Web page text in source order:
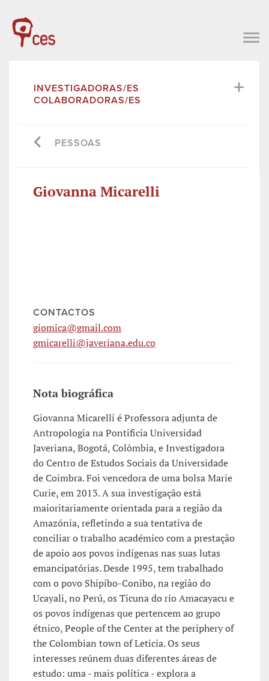
INVESTIGADORAS/ES
COLABORADORAS/ES
PESSOAS
Giovanna Micarelli
CONTACTOS
giomica@gmail.com
gmicarelli@javeriana.edu.co
Nota biográfica
Giovanna Micarelli é Professora adjunta de
Antropologia na Pontificia Universidad
Javeriana, Bogotá, Colômbia, e Investigadora
do Centro de Estudos Sociais da Universidade
de Coimbra. Foi vencedora de uma bolsa Marie
Curie, em 2013. A sua investigação está
maioritariamente orientada para a região da
Amazónia, refletindo a sua tentativa de
conciliar o trabalho académico com a prestação
de apoio aos povos indígenas nas suas lutas
emancipatórias. Desde 1995, tem trabalhado
com o povo Shipibo-Conibo, na região do
Ucayali, no Perú, os Ticuna do rio Amacayacu e
os povos indígenas que pertencem ao grupo
étnico, People of the Center at the periphery of
the Colombian town of Leticia. Os seus
interesses reúnem duas diferentes áreas de
estudo: uma - mais política - explora a